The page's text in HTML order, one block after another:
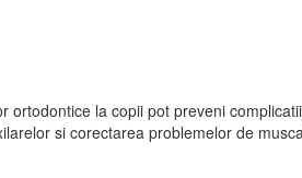
la copii pot preveni
si corectarea problemelor de